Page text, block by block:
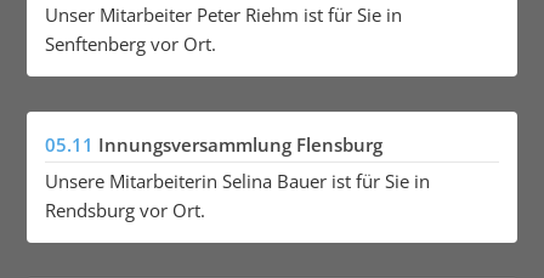
Unser Mitarbeiter Peter Riehm ist für Sie in
Senftenberg vor Ort.
05.11 Innungsversammlung Flensburg
Unsere Mitarbeiterin Selina Bauer ist für Sie in
Rendsburg vor Ort.